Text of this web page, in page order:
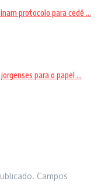
protocolo para cedê ...
para o papel ...
Campos